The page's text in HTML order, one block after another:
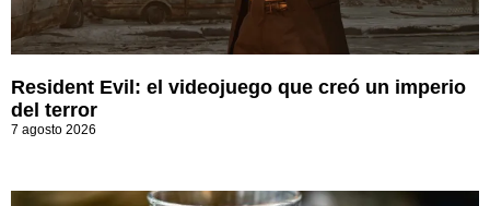
Resident Evil: el videojuego que creó un imperio
del terror
7 agosto 2026